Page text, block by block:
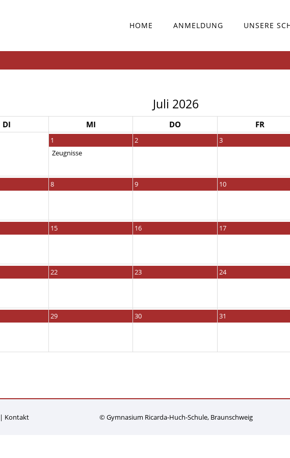
HOME ANMELDUNG UNSERE
Juli 2026
DI MI DO FR
1
Zeugnisse
2 3
8 9 10
15 16 17
22 23 24
29 30 31
Kontakt © Gymnasium Ricarda-Huch-Schule, Braunschweig